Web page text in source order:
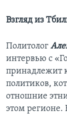
Взгляд из
Политолог
интервью с
принадлежит
политиков,
отношние
этом регионе.